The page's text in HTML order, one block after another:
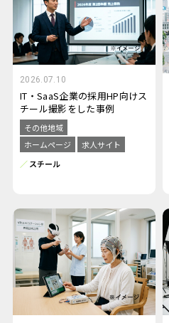
2026.07.10
IT・SaaS企業の採用HP向けス
チール撮影をした事例
その他地域
ホームページ
求人サイト
スチール